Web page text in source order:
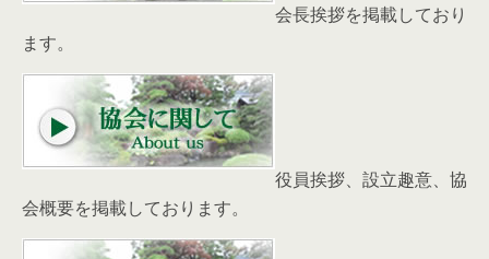
会長挨拶を掲載しており
ます。
役員挨拶、設立趣意、協
会概要を掲載しております。